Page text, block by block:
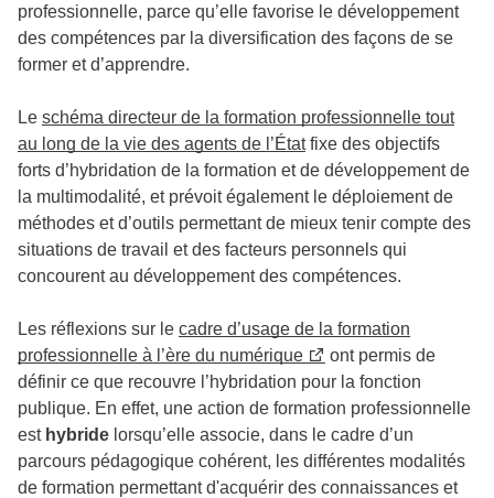
professionnelle, parce qu’elle favorise le développement
des compétences par la diversification des façons de se
former et d’apprendre.
Le schéma directeur de la formation professionnelle tout
au long de la vie des agents de l’Étatfixe des objectifs
forts d’hybridation de la formation et de développement de
la multimodalité, et prévoit également le déploiement de
méthodes et d’outils permettant de mieux tenir compte des
situations de travail et des facteurs personnels qui
concourent au développement des compétences.
Les réflexions sur le cadre d’usage de la formation
professionnelle à l’ère du numérique
ont permis de
définir ce que recouvre l’hybridation pour la fonction
publique. En effet, une action de formation professionnelle
est hybride lorsqu’elle associe, dans le cadre d’un
parcours pédagogique cohérent, les différentes modalités
de formation permettant d'acquérir des connaissances et